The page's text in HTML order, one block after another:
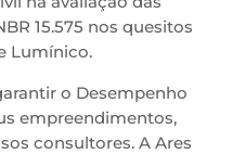
15.575 nos quesitos
Lumínico.
o Desempenho
empreendimentos,
consultores. A Ares